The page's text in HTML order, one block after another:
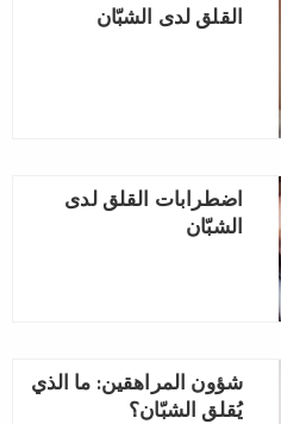
القلق لدى الشبّان
اضطرابات القلق لدى
الشبّان
شؤون المراهقين: ما الذي
يُقلق الشبّان؟